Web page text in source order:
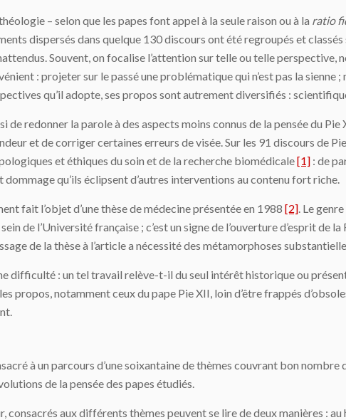
– selon que les papes font appel à la seule raison ou à la ratio
dispersés dans quelque 130 discours ont été regroupés et
Souvent, on focalise l’attention sur telle ou telle perspective,
: projeter sur le passé une problématique qui n’est pas la sienne ;
qu’il adopte, ses propos sont autrement diversifiés :
de redonner la parole à des aspects moins connus de la pensée du
et de corriger certaines erreurs de visée. Sur les 91 discours de
et éthiques du soin et de la recherche biomédicale[1] : de
qu’ils éclipsent d’autres interventions au contenu fort riche.
fait l’objet d’une thèse de médecine présentée en 1988 [2]. Le
de l’Université française ; c’est un signe de l’ouverture d’esprit
de la thèse à l’article a nécessité des métamorphoses
difficulté : un tel travail relève-t-il du seul intérêt historique ou
propos, notamment ceux du pape Pie XII, loin d’être frappés
à un parcours d’une soixantaine de thèmes couvrant bon nombre
de la pensée des papes étudiés.
consacrés aux différents thèmes peuvent se lire de deux manières :